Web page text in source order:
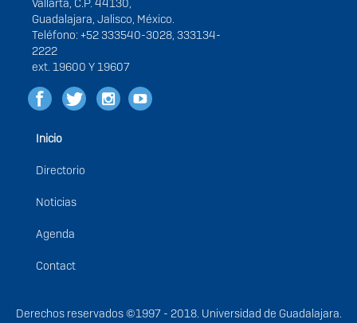
Vallarta, C.P. 44130,
Guadalajara, Jalisco, México.
Teléfono: +52 333540-3028, 333134-
2222
ext. 19600 Y 19607
Menú
principal
Inicio
Directorio
Noticias
Agenda
Contact
Derechos
Derechos reservados ©1997 - 2018. Universidad de Guadalajara.